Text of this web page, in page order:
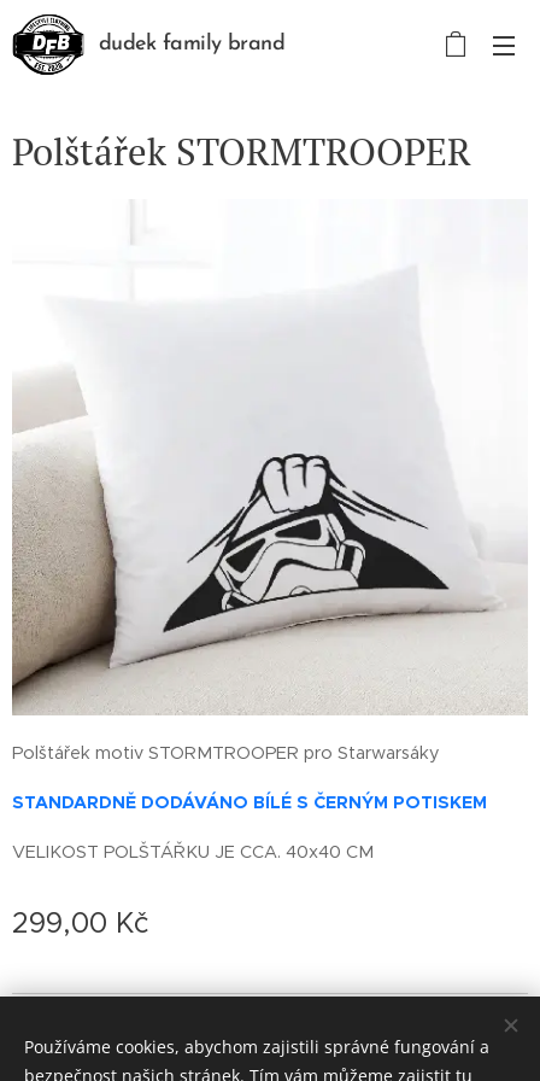
dudek family brand
Polštářek STORMTROOPER
Polštářek motiv STORMTROOPER pro Starwarsáky
STANDARDNĚ DODÁVÁNO BÍLÉ S ČERNÝM POTISKEM
VELIKOST POLŠTÁŘKU JE CCA. 40x40 CM
299,00 Kč
zoufalá doba si žádá zoufalé činy (od roku 2020)
Cookies
Používáme cookies, abychom zajistili správné fungování a
bezpečnost našich stránek. Tím vám můžeme zajistit tu